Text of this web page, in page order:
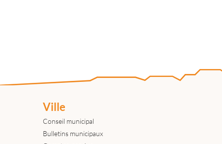
Ville
Conseil municipal
Bulletins municipaux